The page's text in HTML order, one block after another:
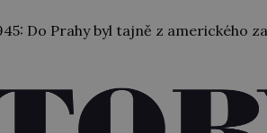
byl tajně z amerického zajetí